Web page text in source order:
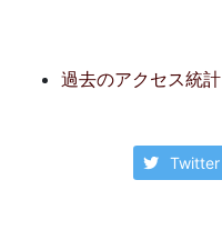
過去のアクセス統計
Twitter